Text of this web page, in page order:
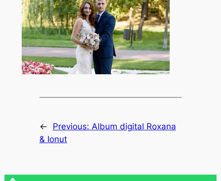
← Previous: Album digital Roxana
& Ionut